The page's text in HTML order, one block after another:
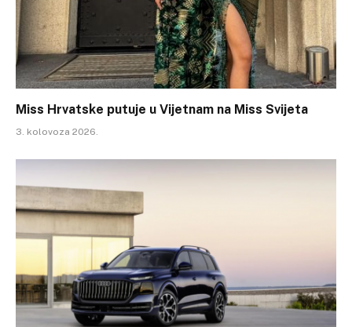
Miss Hrvatske putuje u Vijetnam na Miss Svijeta
3. kolovoza 2026.